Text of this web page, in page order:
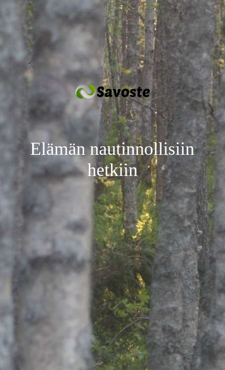
Elämän nautinnollisiin
hetkiin